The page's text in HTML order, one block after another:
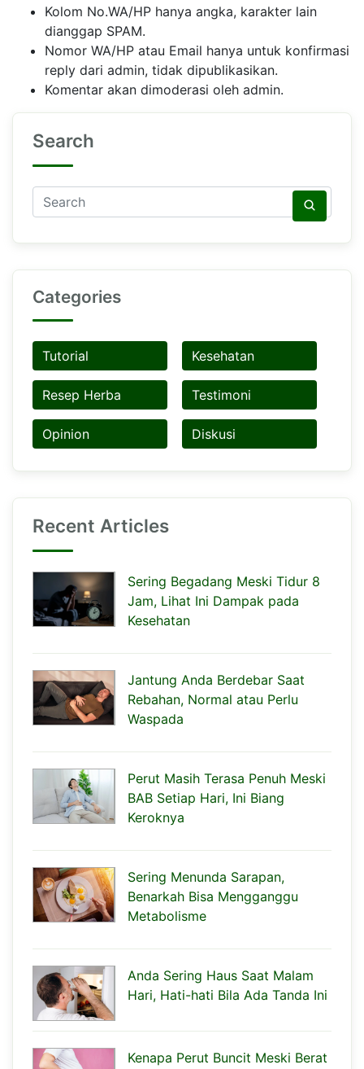
Kolom No.WA/HP hanya angka, karakter lain
dianggap SPAM.
Nomor WA/HP atau Email hanya untuk konfirmasi
reply dari admin, tidak dipublikasikan.
Komentar akan dimoderasi oleh admin.
Search
Categories
Tutorial Kesehatan
Resep Herba Testimoni
Opinion Diskusi
Recent Articles
Sering Begadang Meski Tidur 8
Jam, Lihat Ini Dampak pada
Kesehatan
Jantung Anda Berdebar Saat
Rebahan, Normal atau Perlu
Waspada
Perut Masih Terasa Penuh Meski
BAB Setiap Hari, Ini Biang
Keroknya
Sering Menunda Sarapan,
Benarkah Bisa Mengganggu
Metabolisme
Anda Sering Haus Saat Malam
Hari, Hati-hati Bila Ada Tanda Ini
Kenapa Perut Buncit Meski Berat